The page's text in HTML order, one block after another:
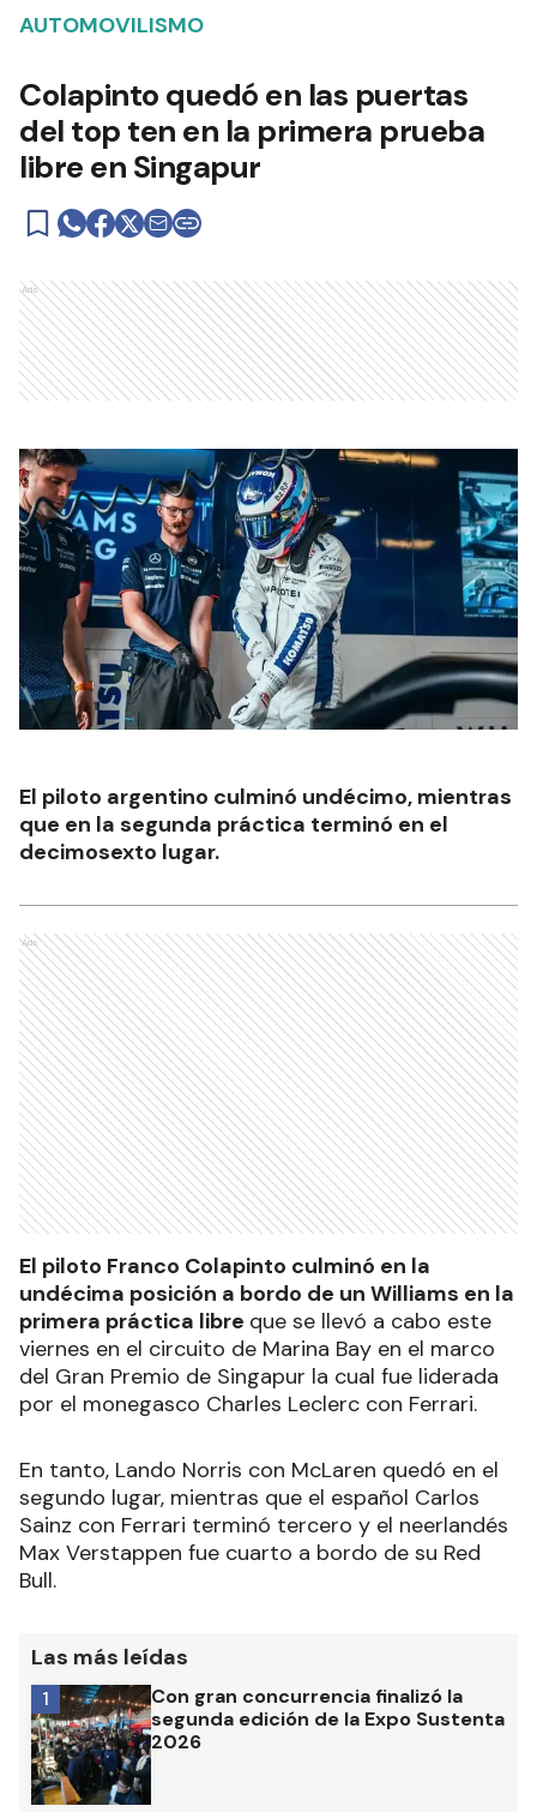
AUTOMOVILISMO
Colapinto quedó en las puertas
del top ten en la primera prueba
libre en Singapur
Ads
El piloto argentino culminó undécimo, mientras
que en la segunda práctica terminó en el
decimosexto lugar.
Ads
El piloto Franco Colapinto culminó en la
undécima posición a bordo de un Williams en la
primera práctica libre que se llevó a cabo este
viernes en el circuito de Marina Bay en el marco
del Gran Premio de Singapur la cual fue liderada
por el monegasco Charles Leclerc con Ferrari.
En tanto, Lando Norris con McLaren quedó en el
segundo lugar, mientras que el español Carlos
Sainz con Ferrari terminó tercero y el neerlandés
Max Verstappen fue cuarto a bordo de su Red
Bull.
Las más leídas
Con gran concurrencia finalizó la
segunda edición de la Expo Sustenta
2026
1